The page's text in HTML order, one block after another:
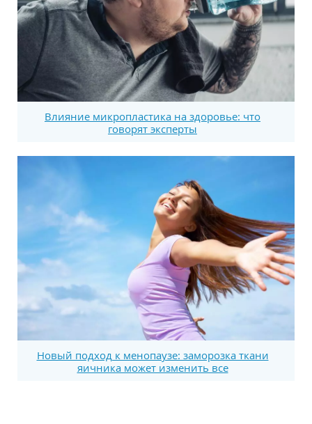
Влияние микропластика на здоровье: что
говорят эксперты
Новый подход к менопаузе: заморозка ткани
яичника может изменить все